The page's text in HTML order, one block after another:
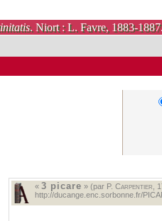
. Niort : L. Favre, 1883-1887.
« 3 picare » (par P. Carpentier ,
http://ducange.enc.sorbonne.fr/